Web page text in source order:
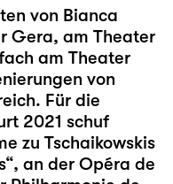
von Bianca
Gera, am Theater
am Theater
von
Für die
2021 schuf
zu Tschaikowskis
an der Opéra de